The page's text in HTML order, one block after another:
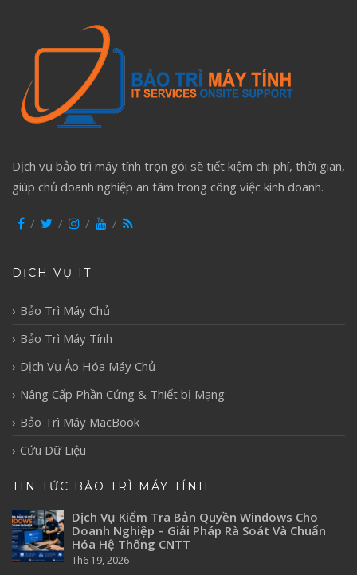
Dịch vụ bảo trì máy tính trọn gói sẽ tiết kiệm chi phí, thời gian,
giúp chủ doanh nghiệp an tâm trong công việc kinh doanh.
DỊCH VỤ IT
Bảo Trì Máy Chủ
Bảo Trì Máy Tính
Dịch Vụ Ảo Hóa Máy Chủ
Nâng Cấp Phần Cứng & Thiết bị Mạng
Bảo Trì Máy MacBook
Cứu Dữ Liệu
TIN TỨC BẢO TRÌ MÁY TÍNH
Dịch Vụ Kiểm Tra Bản Quyền Windows Cho
Doanh Nghiệp – Giải Pháp Rà Soát Và Chuẩn
Hóa Hệ Thống CNTT
Th6 19, 2026